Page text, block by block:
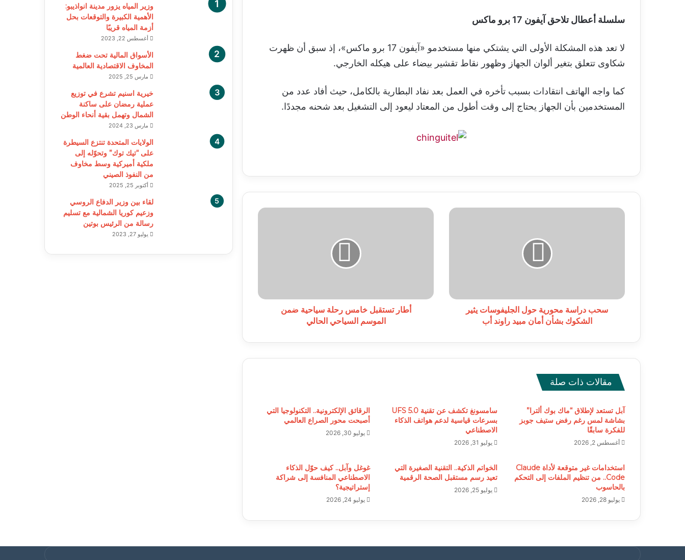
سلسلة أعطال تلاحق آيفون 17 برو ماكس
لا تعد هذه المشكلة الأولى التي يشتكي منها مستخدمو «آيفون 17 برو ماكس»، إذ سبق أن ظهرت
شكاوى تتعلق بتغير ألوان الجهاز وظهور نقاط تقشير بيضاء على هيكله الخارجي.
كما واجه الهاتف انتقادات بسبب تأخره في العمل بعد نفاد البطارية بالكامل، حيث أفاد عدد من
المستخدمين بأن الجهاز يحتاج إلى وقت أطول من المعتاد ليعود إلى التشغيل بعد شحنه مجددًا.
سحب
أمان
سحب دراسة محورية حول الجليفوسات يثير
الشكوك بشأن أمان مبيد راوند أب
أطار
الحالي
أطار تستقبل خامس رحلة سياحية ضمن
الموسم السياحي الحالي
مقالات ذات صلة
آبل تستعد لإطلاق “ماك بوك ألترا”
بشاشة لمس رغم رفض ستيف جوبز
للفكرة سابقًا
أغسطس 2, 2026
سامسونغ تكشف عن تقنية UFS 5.0
بسرعات قياسية لدعم هواتف الذكاء
الاصطناعي
يوليو 31, 2026
الرقائق الإلكترونية.. التكنولوجيا التي
أصبحت محور الصراع العالمي
يوليو 30, 2026
استخدامات غير متوقعة لأداة Claude
Code.. من تنظيم الملفات إلى التحكم
بالحاسوب
يوليو 28, 2026
الخواتم الذكية.. التقنية الصغيرة التي
تعيد رسم مستقبل الصحة الرقمية
يوليو 25, 2026
غوغل وآبل.. كيف حوّل الذكاء
الاصطناعي المنافسة إلى شراكة
إستراتيجية؟
يوليو 24, 2026
وزير المياه يزور مدينة انواذيبو:
الأهمية الكبيرة والتوقعات بحل
أزمة المياه قريبًا
أغسطس 22, 2023
الأسواق المالية تحت ضغط
المخاوف الاقتصادية العالمية
مارس 25, 2025
خيرية اسنيم تشرع في توزيع
عملية رمضان على ساكنة
الشمال وتهمل بقية أنحاء الوطن
مارس 23, 2024
الولايات المتحدة تنتزع السيطرة
على “تيك توك” وتحوّله إلى
ملكية أميركية وسط مخاوف
من النفوذ الصيني
أكتوبر 25, 2025
لقاء بين وزير الدفاع الروسي
وزعيم كوريا الشمالية مع تسليم
رسالة من الرئيس بوتين
يوليو 27, 2023